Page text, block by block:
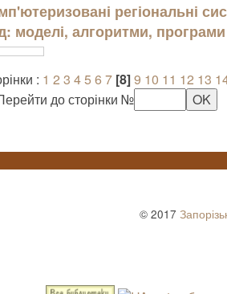
регіональні
моделі, алгоритми, програми
: 1 2 3 45 6 7 [8]9 10 11 12 13
до сторінки №
© 2017